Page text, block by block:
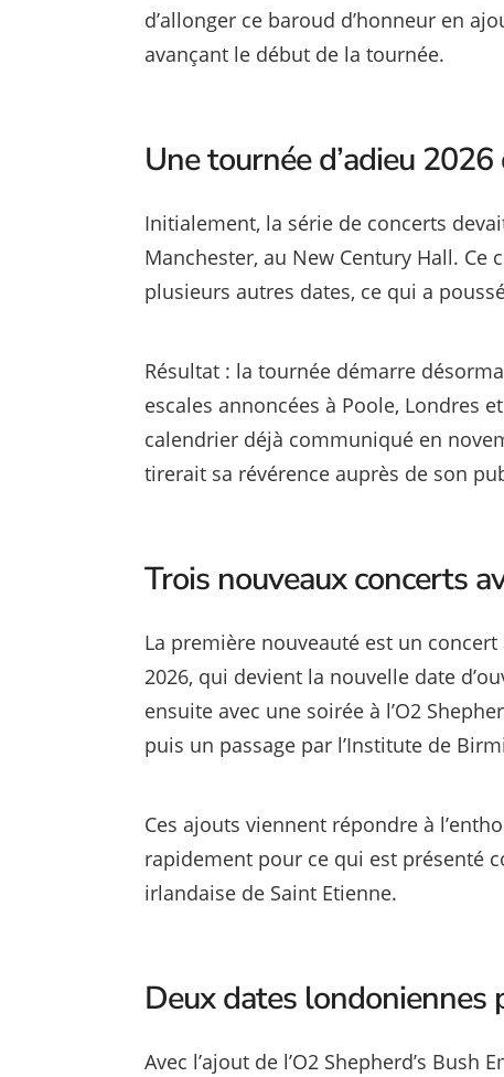
d’allonger ce baroud d’honneur en
avançant le début de la tournée.
Une tournée d’adieu
Initialement, la série de concerts
Manchester, au New Century Hall.
plusieurs autres dates, ce qui a
Résultat : la tournée démarre
escales annoncées à Poole, Londres
calendrier déjà communiqué en
tirerait sa révérence auprès de son
Trois nouveaux concerts
La première nouveauté est un concert
2026, qui devient la nouvelle date
ensuite avec une soirée à l’O2
puis un passage par l’Institute de
Ces ajouts viennent répondre à
rapidement pour ce qui est présenté
irlandaise de Saint Etienne.
Deux dates londoniennes
Avec l’ajout de l’O2 Shepherd’s